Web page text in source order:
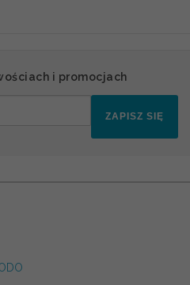
i promocjach
ZAPISZ SIĘ